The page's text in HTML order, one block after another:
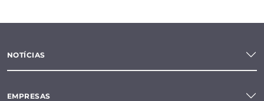
NOTÍCIAS
EMPRESAS